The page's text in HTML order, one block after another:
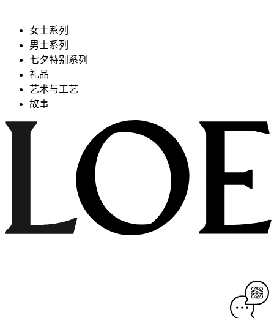
女士系列
男士系列
七夕特别系列
礼品
艺术与工艺
故事